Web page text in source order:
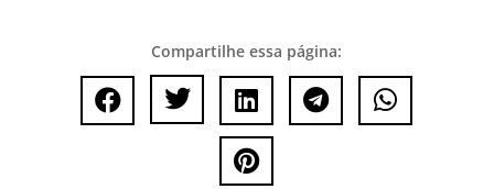
Compartilhe essa página:
    
